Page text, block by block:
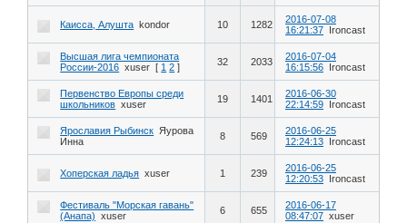
Каисса, Алушта kondor 10 1282
2016-07-08
16:21:37
Ironcast
Высшая лига чемпионата
России-2016 xuser [ 1 2 ] 32 2033
2016-07-04
16:15:56
Ironcast
Первенство Европы среди
школьников xuser 19 1401
2016-06-30
22:14:59
Ironcast
Ярославия Рыбинск Яурова
Инна
8 569
2016-06-25
12:24:13
Ironcast
Хоперская ладья xuser 1 239
2016-06-25
12:20:53
Ironcast
Фестиваль "Морская гавань"
(Анапа)
xuser 6 655
2016-06-17
08:47:07 xuser